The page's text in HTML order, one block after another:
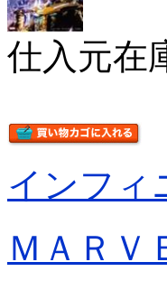
仕入元在
インフィ
ＭＡＲＶ